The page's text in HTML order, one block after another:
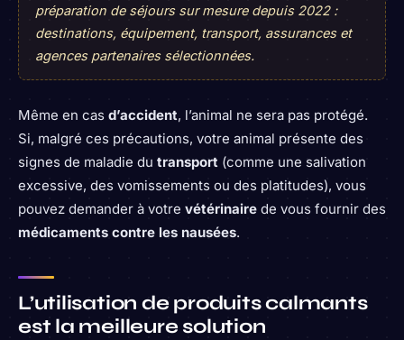
préparation de séjours sur mesure depuis 2022 :
destinations, équipement, transport, assurances et
agences partenaires sélectionnées.
Même en cas d’accident, l’animal ne sera pas protégé.
Si, malgré ces précautions, votre animal présente des
signes de maladie du transport (comme une salivation
excessive, des vomissements ou des platitudes), vous
pouvez demander à votre vétérinaire de vous fournir des
médicaments contre les nausées.
L’utilisation de produits calmants
est la meilleure solution